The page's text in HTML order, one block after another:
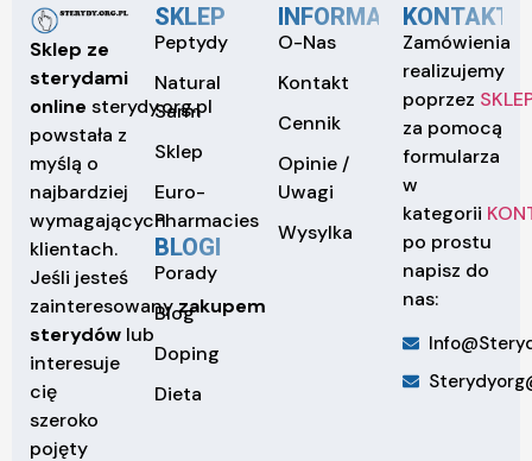
Sklep ze
sterydami
online sterydy.org.pl
powstała z
myślą o
najbardziej
wymagających
klientach.
Jeśli jesteś
zainteresowanyzakupem
sterydów lub
interesuje
cię
szeroko
pojęty
SKLEP
Peptydy
Natural
Sarm
Sklep
Euro-
Pharmacies
BLOGI
Porady
Blog
Doping
Dieta
INFORMACJE
O-Nas
Kontakt
Cennik
Opinie /
Uwagi
Wysylka
KONTAKT
Zamówienia
realizujemy
poprzez
za pomocą
formularza
w
kategorii
po prostu
napisz do
nas: